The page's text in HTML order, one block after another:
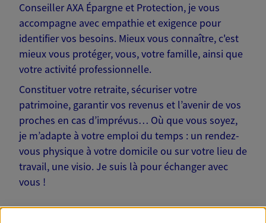
Conseiller AXA Épargne et Protection, je vous
accompagne avec empathie et exigence pour
identifier vos besoins. Mieux vous connaître, c'est
mieux vous protéger, vous, votre famille, ainsi que
votre activité professionnelle.
Constituer votre retraite, sécuriser votre
patrimoine, garantir vos revenus et l’avenir de vos
proches en cas d’imprévus… Où que vous soyez,
je m’adapte à votre emploi du temps : un rendez-
vous physique à votre domicile ou sur votre lieu de
travail, une visio. Je suis là pour échanger avec
vous !